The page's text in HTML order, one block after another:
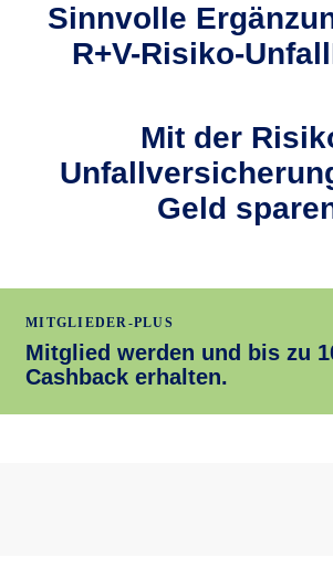
Sinnvolle
R+V-Risiko-
Mit der
Geld
MITGLIEDER-PLUS
Mitglied werden und bis zu
Cashback erhalten.